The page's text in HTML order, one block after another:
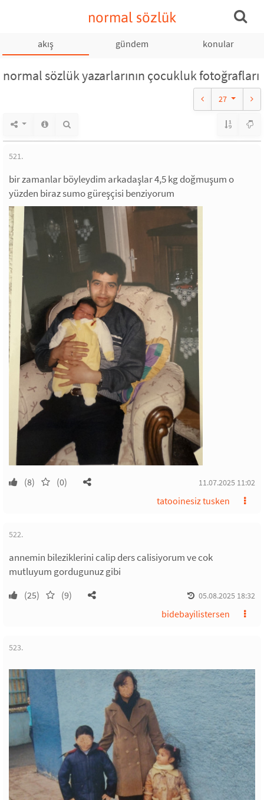
normal sözlük
akış gündem konular
normal sözlük yazarlarının çocukluk fotoğrafları
27
521.
bir zamanlar böyleydim arkadaşlar 4,5 kg doğmuşum o
yüzden biraz sumo güreşçisi benziyorum
(8) (0) 11.07.2025 11:02
tatooinesiz tusken
522.
annemin bileziklerini calip ders calisiyorum ve cok
mutluyum gordugunuz gibi
(25) (9) 05.08.2025 18:32
bidebayilistersen
523.